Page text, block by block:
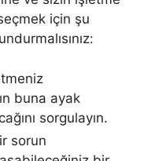
için şu
buna ayak
sorgulayın.
sorun